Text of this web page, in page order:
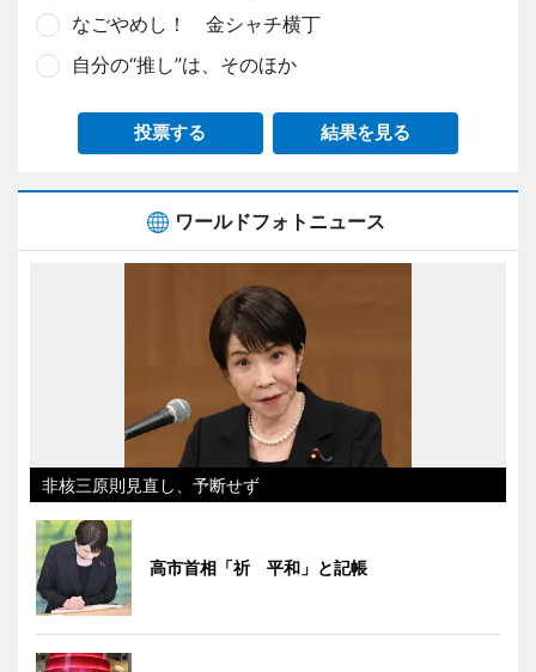
なごやめし！ 金シャチ横丁
自分の“推し”は、そのほか
投票する 結果を見る
ワールドフォトニュース
非核三原則見直し、予断せず
高市首相「祈 平和」と記帳